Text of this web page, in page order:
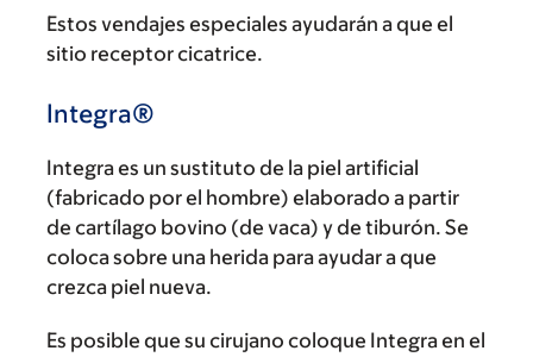
Estos vendajes especiales ayudarán a que el
sitio receptor cicatrice.
Integra®
Integra es un sustituto de la piel artificial
(fabricado por el hombre) elaborado a partir
de cartílago bovino (de vaca) y de tiburón. Se
coloca sobre una herida para ayudar a que
crezca piel nueva.
Es posible que su cirujano coloque Integra en el